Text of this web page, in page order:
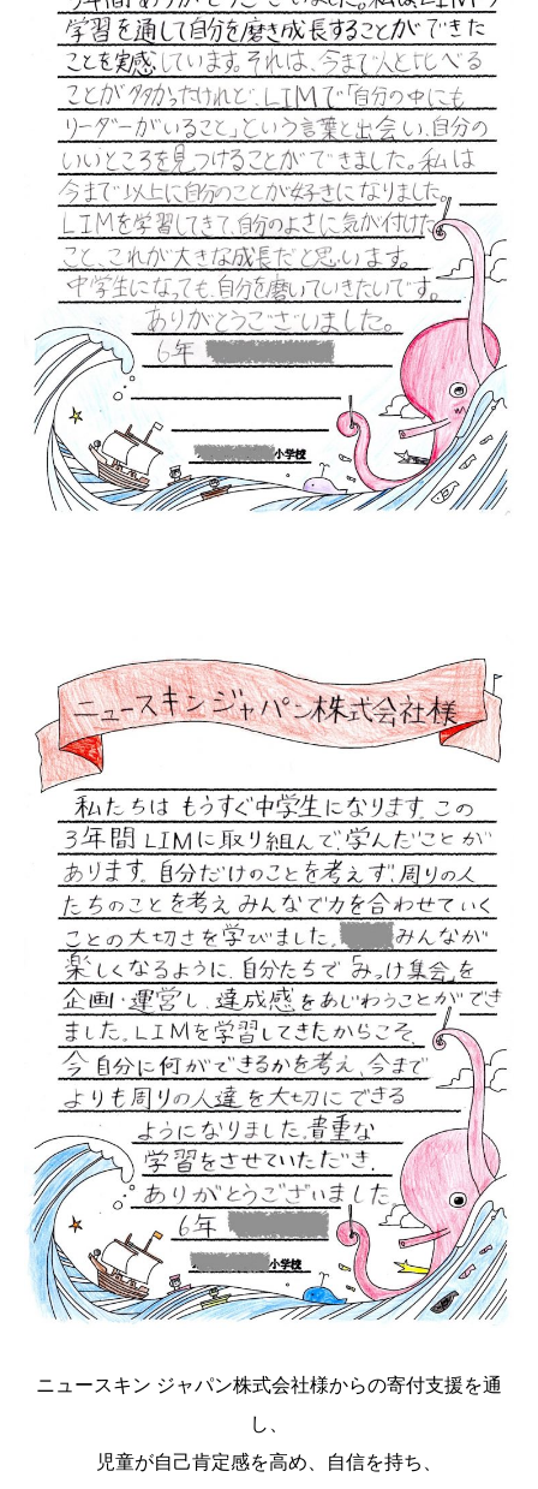
ニュースキン ジャパン株式会社様からの寄付支援を通
し、
児童が自己肯定感を高め、自信を持ち、